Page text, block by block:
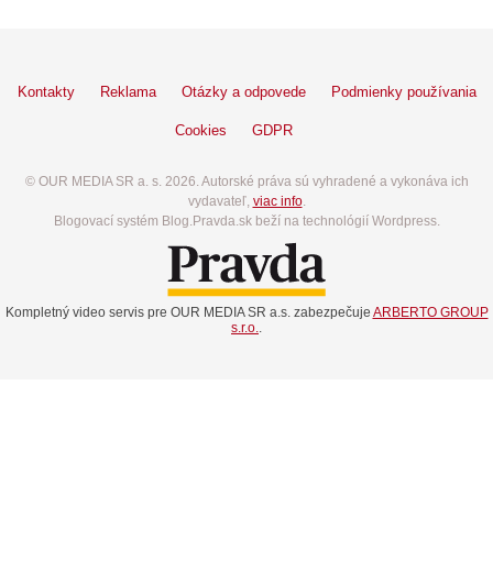
Kontakty Reklama Otázky a odpovede Podmienky používania
Cookies GDPR
© OUR MEDIA SR a. s. 2026. Autorské práva sú vyhradené a vykonáva ich
vydavateľ, viac info.
Blogovací systém Blog.Pravda.sk beží na technológií Wordpress.
Kompletný video servis pre OUR MEDIA SR a.s. zabezpečuje ARBERTO GROUP
s.r.o..